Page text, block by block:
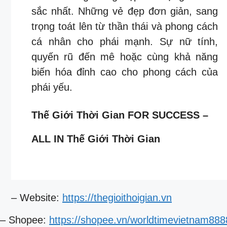
sắc nhất. Những vẻ đẹp đơn giản, sang
trọng toát lên từ thần thái và phong cách
cá nhân cho phái mạnh. Sự nữ tính,
quyến rũ đến mê hoặc cùng khả năng
biến hóa đỉnh cao cho phong cách của
phái yếu.
Thế Giới Thời Gian FOR SUCCESS –
ALL IN Thế Giới Thời Gian
– Website: https://thegioithoigian.vn
– Shopee: https://shopee.vn/